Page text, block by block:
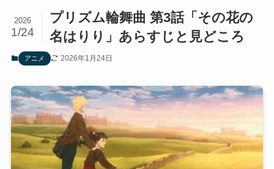
プリズム輪舞曲 第3話「その花の
名はりり」あらすじと見どころ
2026
1/24
アニメ 2026年1月24日